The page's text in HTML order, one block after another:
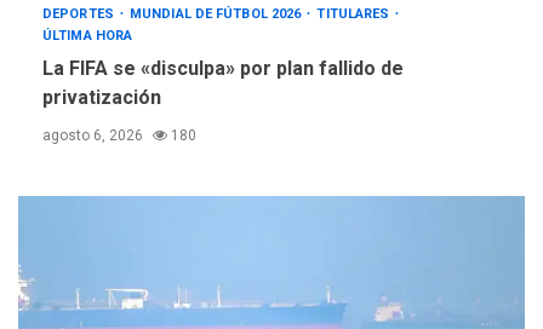
DEPORTES MUNDIAL DE FÚTBOL 2026
TITULARES
ÚLTIMA HORA
La FIFA se «disculpa» por plan fallido de
privatización
agosto 6, 2026 180